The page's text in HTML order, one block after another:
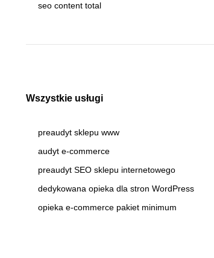
seo content total
Wszystkie usługi
preaudyt sklepu www
audyt e-commerce
preaudyt SEO sklepu internetowego
dedykowana opieka dla stron WordPress
opieka e-commerce pakiet minimum